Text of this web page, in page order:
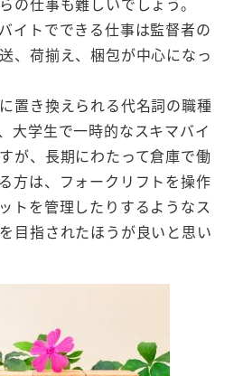
イトでできる仕事は監督者の
、荷揃え、梱包が中心になっ
置き換えられる代名詞の職種
大学生で一時的なスキマバイ
が、長期にわたって倉庫で働
方は、フォークリフトを操作
トを管理したりするようなス
目指されたほうが良いと思い